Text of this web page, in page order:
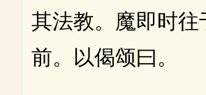
其法教。魔即时往
前。以偈颂曰。